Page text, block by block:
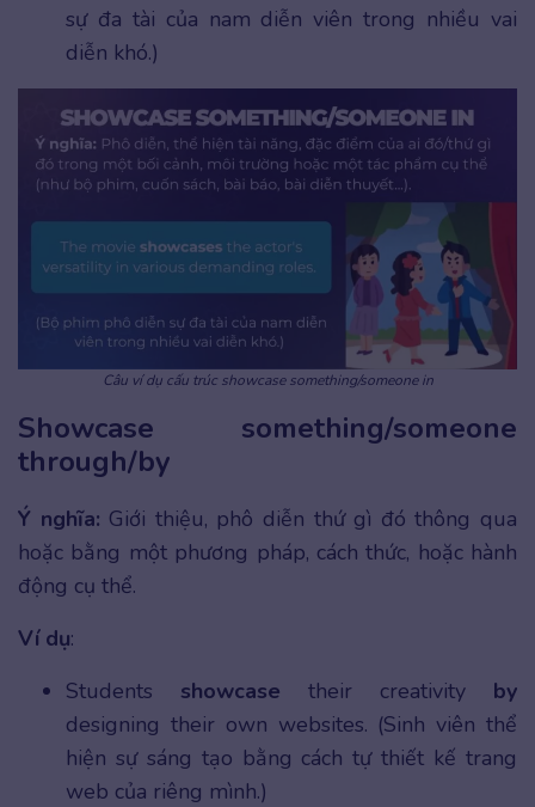
sự đa tài của nam diễn viên trong nhiều vai
diễn khó.)
Câu ví dụ cấu trúc showcase something/someone in
Showcase something/someone
through/by
Ý nghĩa: Giới thiệu, phô diễn thứ gì đó thông qua
hoặc bằng một phương pháp, cách thức, hoặc hành
động cụ thể.
Ví dụ:
Students showcase their creativity by
designing their own websites. (Sinh viên thể
hiện sự sáng tạo bằng cách tự thiết kế trang
web của riêng mình.)